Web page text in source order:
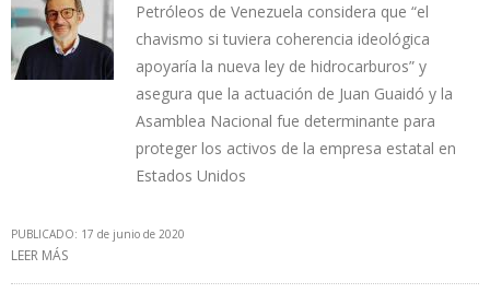
Petróleos de Venezuela considera que “el
chavismo si tuviera coherencia ideológica
apoyaría la nueva ley de hidrocarburos” y
asegura que la actuación de Juan Guaidó y la
Asamblea Nacional fue determinante para
proteger los activos de la empresa estatal en
Estados Unidos
PUBLICADO: 17 de junio de 2020
LEER MÁS